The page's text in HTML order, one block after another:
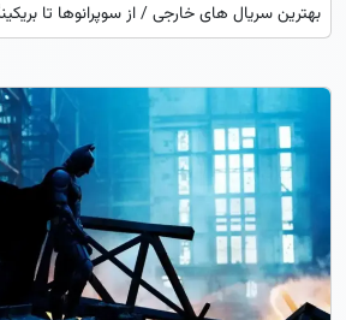
بهترین سریال های خارجی / از سوپرانوها تا